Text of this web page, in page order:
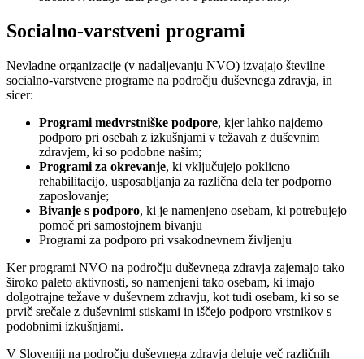
Socialno-varstveni programi
Nevladne organizacije (v nadaljevanju NVO) izvajajo številne
socialno-varstvene programe na področju duševnega zdravja, in
sicer:
Programi medvrstniške podpore, kjer lahko najdemo
podporo pri osebah z izkušnjami v težavah z duševnim
zdravjem, ki so podobne našim;
Programi za okrevanje, ki vključujejo poklicno
rehabilitacijo, usposabljanja za različna dela ter podporno
zaposlovanje;
Bivanje s podporo, ki je namenjeno osebam, ki potrebujejo
pomoč pri samostojnem bivanju
Programi za podporo pri vsakodnevnem življenju
Ker programi NVO na področju duševnega zdravja zajemajo tako
široko paleto aktivnosti, so namenjeni tako osebam, ki imajo
dolgotrajne težave v duševnem zdravju, kot tudi osebam, ki so se
prvič srečale z duševnimi stiskami in iščejo podporo vrstnikov s
podobnimi izkušnjami.
V Sloveniji na področju duševnega zdravja deluje več različnih